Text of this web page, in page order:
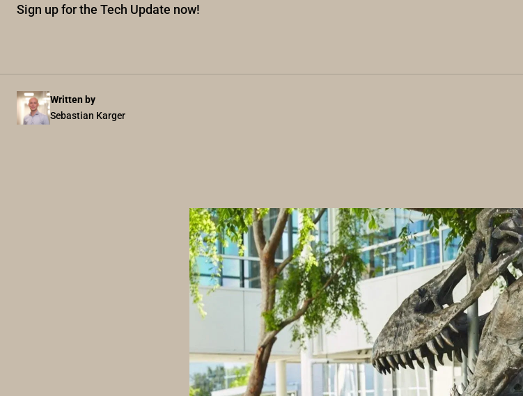
Sign up for the Tech Update now!
Written by
Sebastian Karger